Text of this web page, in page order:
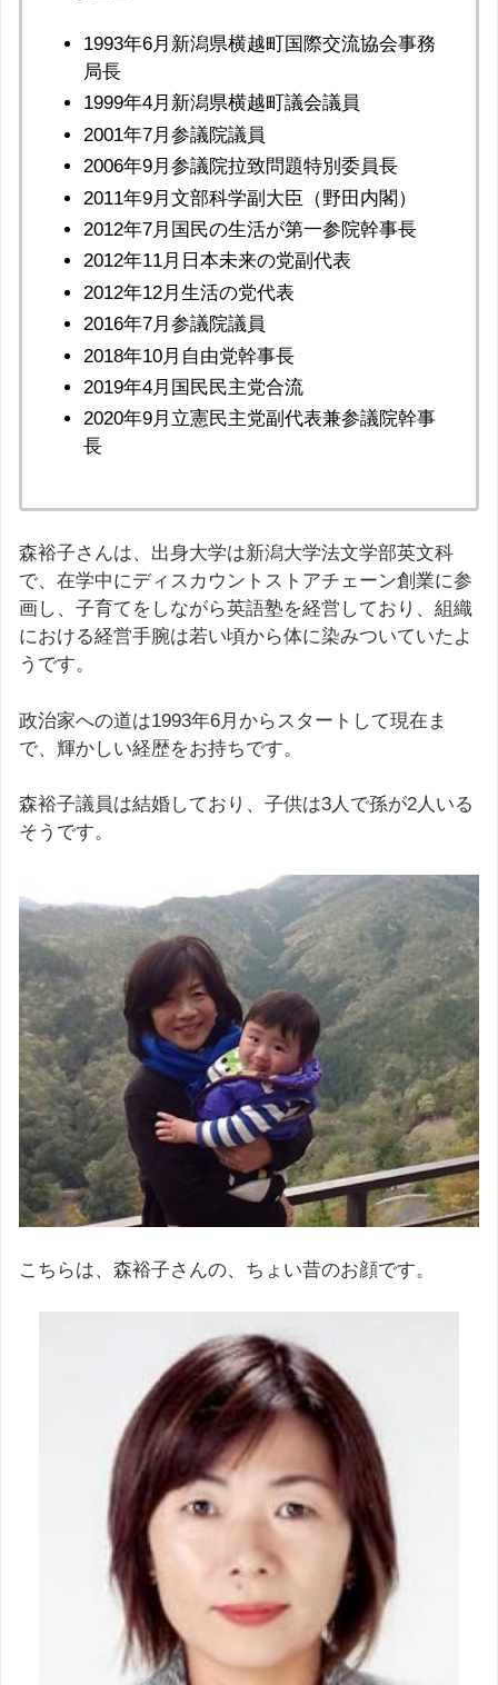
1993年6月新潟県横越町国際交流協会事務
局長
1999年4月新潟県横越町議会議員
2001年7月参議院議員
2006年9月参議院拉致問題特別委員長
2011年9月文部科学副大臣（野田内閣）
2012年7月国民の生活が第一参院幹事長
2012年11月日本未来の党副代表
2012年12月生活の党代表
2016年7月参議院議員
2018年10月自由党幹事長
2019年4月国民民主党合流
2020年9月立憲民主党副代表兼参議院幹事
長
森裕子さんは、出身大学は新潟大学法文学部英文科
で、在学中にディスカウントストアチェーン創業に参
画し、子育てをしながら英語塾を経営しており、組織
における経営手腕は若い頃から体に染みついていたよ
うです。
政治家への道は1993年6月からスタートして現在ま
で、輝かしい経歴をお持ちです。
森裕子議員は結婚しており、子供は3人で孫が2人いる
そうです。
こちらは、森裕子さんの、ちょい昔のお顔です。